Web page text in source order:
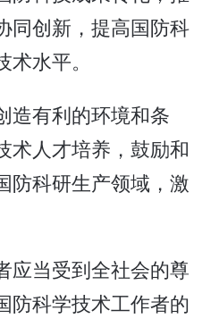
同创新，提高国防科
水平。
有利的环境和条
术人才培养，鼓励和
防科研生产领域，激
应当受到全社会的尊
防科学技术工作者的